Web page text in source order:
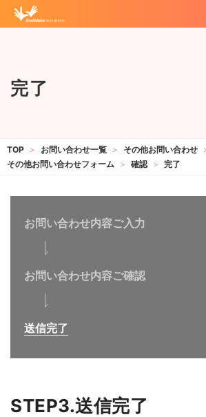
完了
お問い合わせ一覧
その他お問い合わせ
その他お問い合わせフォーム
確認 完了
お問い合わせ内容ご入力
お問い合わせ内容ご確認
送信完了
STEP3.送信完了